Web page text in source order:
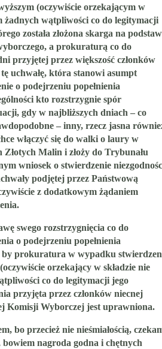
(oczywiście orzekającym w
żadnych wątpliwości co do legitymacji
została złożona skarga na
a prokuraturą co do
przyjętej przez większość członków
uchwałę, która stanowi asumpt
o podejrzeniu popełnienia
kto rozstrzygnie spór
gdy w najbliższych dniach – co
– inny, rzecz jasna
włączyć się do walki o laury w
Malin i złoży do Trybunału
wniosek o stwierdzenie
podjętej przez Państwową
z dodatkowym żądaniem
swego rozstrzygnięcia co do
o podejrzeniu popełnienia
by prokuratura w wypadku
orzekający w składzie nie
co do legitymacji jego
przyjęta przez członków niecnej
Komisji Wyborczej jest uprawniona.
bo przecież nie nieśmiałością,
bowiem nagroda godna i chętnych